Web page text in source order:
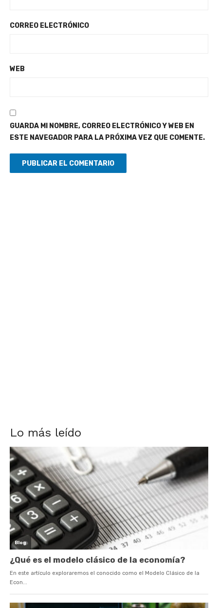
CORREO ELECTRÓNICO
WEB
GUARDA MI NOMBRE, CORREO ELECTRÓNICO Y WEB EN
ESTE NAVEGADOR PARA LA PRÓXIMA VEZ QUE COMENTE.
Lo más leído